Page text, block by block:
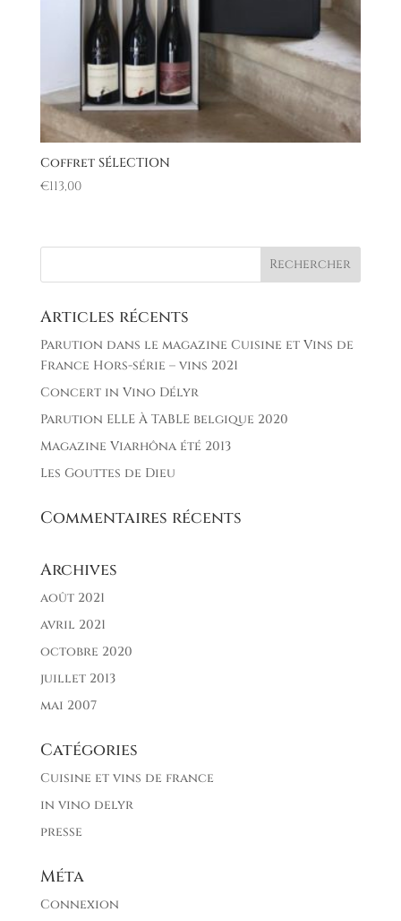
Coffret SÉLECTION
€113,00
Articles récents
Parution dans le magazine Cuisine et Vins de
France Hors-série – vins 2021
Concert in Vino Délyr
Parution ELLE À TABLE belgique 2020
Magazine Viarhôna été 2013
Les Gouttes de Dieu
Commentaires récents
Archives
août 2021
avril 2021
octobre 2020
juillet 2013
mai 2007
Catégories
Cuisine et vins de france
in vino delyr
presse
Méta
Connexion